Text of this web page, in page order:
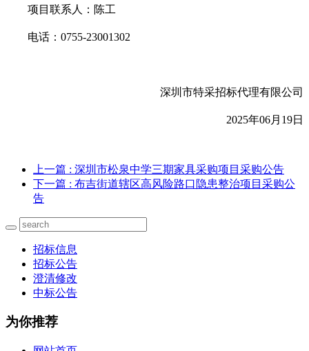
项目联系人：陈工
电话：0755-23001302
深圳市特采招标代理有限公司
2025年06月19日
上一篇 : 深圳市松泉中学三期家具采购项目采购公告
下一篇 : 布吉街道辖区高风险路口隐患整治项目采购公
告
招标信息
招标公告
澄清修改
中标公告
为你推荐